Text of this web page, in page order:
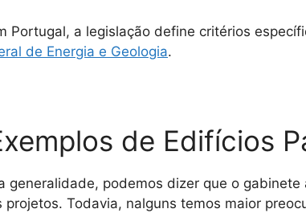
Portugal, a legislação define critérios
de Energia e Geologia.
de Edifícios
generalidade, podemos dizer que o
projetos. Todavia, nalguns temos maior